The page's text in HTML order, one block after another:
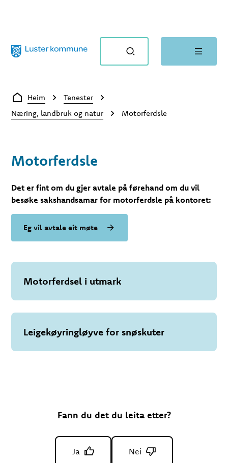
Du er her:
Heim
Tenester
Næring, landbruk og natur
Motorferdsle
Motorferdsle
Det er fint om du gjer avtale på førehand om du vil
besøke sakshandsamar for motorferdsle på kontoret:
Eg vil avtale eit møte
Motorferdsel i utmark
Leigekøyringløyve for snøskuter
Fann du det du leita etter?
Ja Nei